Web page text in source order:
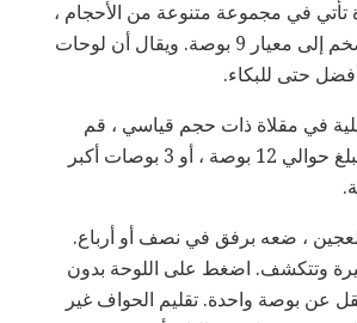
في مجموعة متنوعة من الأحجام ،
من طبق عميق ومتضخم إلى معيار 9 بوصة. ويقال أن لوحات
حتى للبكاء.
في مقلاة ذات حجم قياسي ، قم
بتدحرج العجين حتى يبلغ حوالي 12 بوصة ، أو 3 بوصات أكبر
، ضعه برفق في نصف أو أرباع.
وتتكشف. اضغط على اللوحة بدون
تقل عن بوصة واحدة. تقليم الحواف غير